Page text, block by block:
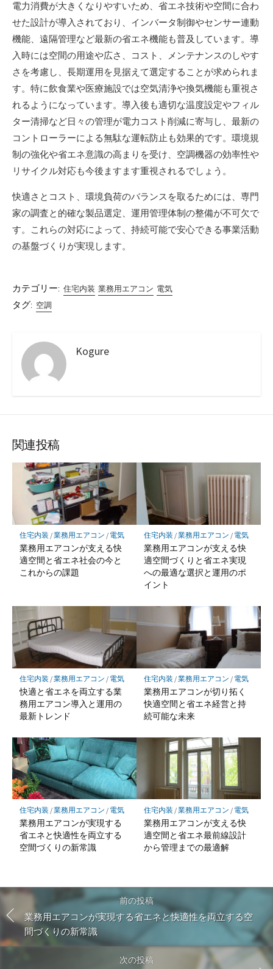
電力消費が大きくなりやすいため、省エネ技術や空間に合わ
せた設計が導入されており、インバータ制御やセンサー連動
機能、遠隔管理など最新の省エネ機能も普及しています。導
入時には空間の用途や広さ、コスト、メンテナンスのしやす
さを考慮し、長期運用を見据えて選定することが求められま
す。特に飲食業や医療施設では空気清浄や換気機能も重視さ
れるようになっています。導入後も適切な温度設定やフィル
ター清掃など日々の管理が電力コスト削減に寄与し、最新の
コントローラーによる無駄な運転防止も効果的です。環境規
制の強化や省エネ意識の高まりを受け、空調機器の効率性や
リサイクル対応も今後ますます重視されるでしょう。
快適さとコスト、環境負荷のバランスを取るためには、専門
家の調査と的確な製品選定、運用管理体制の整備が不可欠で
す。これらの対応によって、持続可能で安心できる事業活動
の基盤づくりが実現します。
カテゴリー: 住宅内装 業務用エアコン 電気
タグ: 空調
Kogure
関連投稿
住宅内装 /業務用エアコン / 電気
業務用エアコンが支える快
適空間と省エネ社会の今と
これからの課題
住宅内装 /業務用エアコン / 電気
業務用エアコンが支える快
適空間づくりと省エネ実現
への最適な選択と運用のポ
イント
住宅内装 /業務用エアコン / 電気
快適と省エネを両立する業
務用エアコン導入と運用の
最新トレンド
住宅内装 /業務用エアコン / 電気
業務用エアコンが切り拓く
快適空間と省エネ経営と持
続可能な未来
住宅内装 /業務用エアコン / 電気
業務用エアコンが実現する
省エネと快適性を両立する
空間づくりの新常識
住宅内装 /業務用エアコン / 電気
業務用エアコンが支える快
適空間と省エネ最前線設計
から管理までの最適解
前の投稿
業務用エアコンが実現する省エネと快適性を両立する空
間づくりの新常識
次の投稿